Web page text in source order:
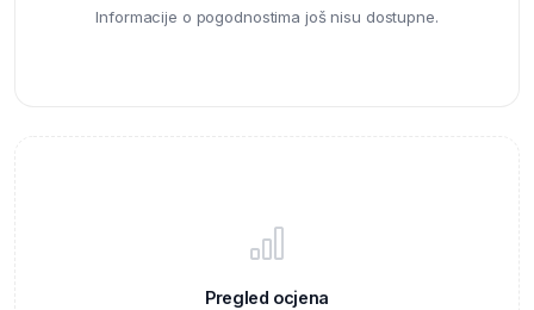
Informacije o pogodnostima još nisu dostupne.
Pregled ocjena